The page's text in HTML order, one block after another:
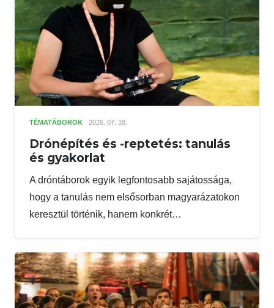
TÉMATÁBOROK 2026. 07. 18.
Drónépítés és -reptetés: tanulás
és gyakorlat
A dróntáborok egyik legfontosabb sajátossága,
hogy a tanulás nem elsősorban magyarázatokon
keresztül történik, hanem konkrét…